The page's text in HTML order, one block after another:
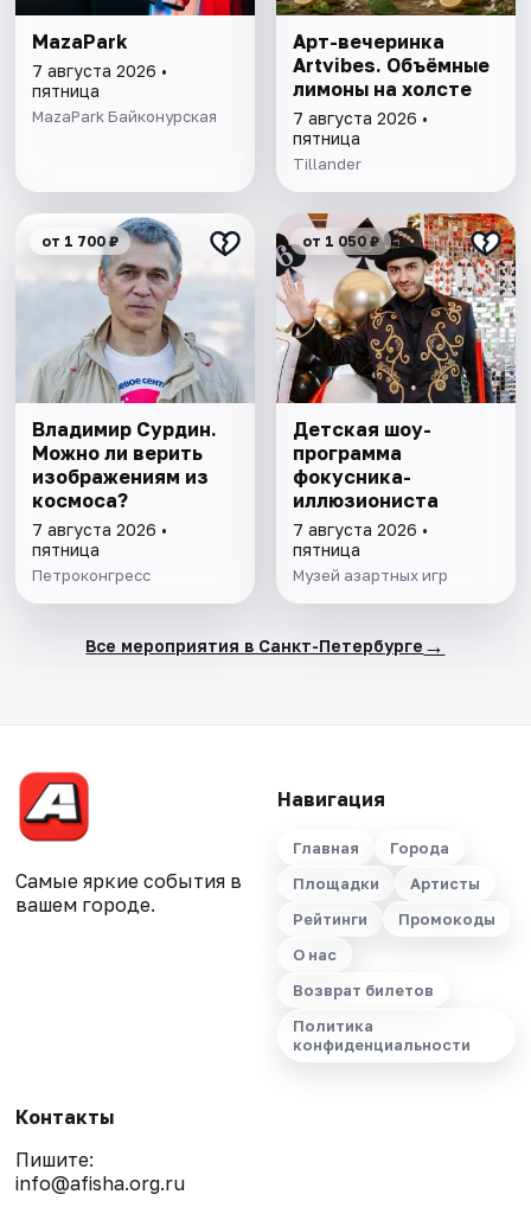
MazaPark
7 августа 2026 •
пятница
MazaPark Байконурская
Арт-вечеринка
Artvibes. Объёмные
лимоны на холсте
7 августа 2026 •
пятница
Tillander
от 1 700 ₽
Владимир Сурдин.
Можно ли верить
изображениям из
космоса?
7 августа 2026 •
пятница
Петроконгресс
от 1 050 ₽
Детская шоу-
программа
фокусника-
иллюзиониста
7 августа 2026 •
пятница
Музей азартных игр
Все мероприятия в Санкт-Петербурге →
Самые яркие события в
вашем городе.
Навигация
Главная
Города
Площадки
Артисты
Рейтинги
Промокоды
О нас
Возврат билетов
Политика
конфиденциальности
Контакты
Пишите:
info@afisha.org.ru